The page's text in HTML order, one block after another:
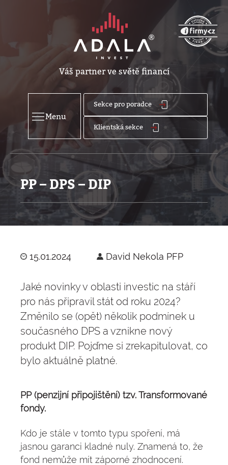
Váš partner ve světě financí
Sekce pro poradce
Klientská sekce
Menu
PP – DPS – DIP
15.01.2024 David Nekola PFP
Jaké novinky v oblasti investic na stáří
pro nás připravil stát od roku 2024?
Změnilo se (opět) několik podmínek u
současného DPS a vznikne nový
produkt DIP. Pojďme si zrekapitulovat, co
bylo aktuálně platné.
PP (penzijní připojištění) tzv. Transformované
fondy.
Kdo je stále v tomto typu spoření, má
jasnou garanci kladné nuly. Znamená to, že
fond nemůže mít záporné zhodnocení.